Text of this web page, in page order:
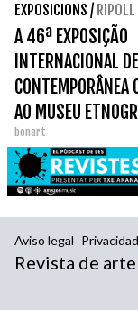
EXPOSICIONS / RIPOLL
A 46ª EXPOSIÇÃO
INTERNACIONAL
CONTEMPORÂNEA
AO MUSEU
DE RIPOLL.
bonart
Aviso legal
Revista de